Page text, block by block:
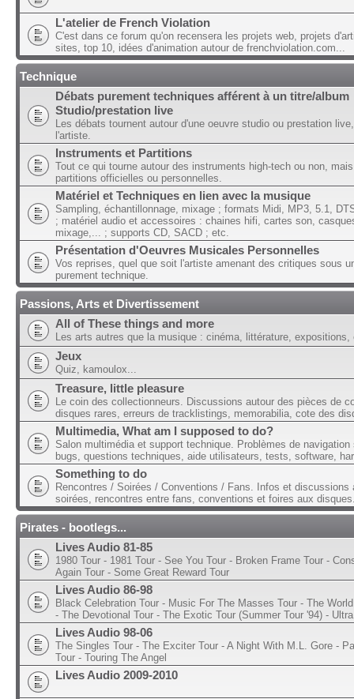
L'atelier de French Violation
C'est dans ce forum qu'on recensera les projets web, projets
sites, top 10, idées d'animation autour de frenchviolation.com...
Technique
Débats purement techniques afférent à un titre/album
Studio/prestation live
Les débats tournent autour d'une oeuvre studio ou prestation
l'artiste.
Instruments et Partitions
Tout ce qui tourne autour des instruments high-tech ou non,
partitions officielles ou personnelles.
Matériel et Techniques en lien avec la musique
Sampling, échantillonnage, mixage ; formats Midi, MP3, 5.1,
; matériel audio et accessoires : chaines hifi, cartes son,
mixage,... ; supports CD, SACD ; etc.
Présentation d'Oeuvres Musicales Personnelles
Vos reprises, quel que soit l'artiste amenant des critiques sous
purement technique.
Passions, Arts et Divertissement
All of These things and more
Les arts autres que la musique : cinéma, littérature, expositions,
Jeux
Quiz, kamoulox...
Treasure, little pleasure
Le coin des collectionneurs. Discussions autour des pièces de
disques rares, erreurs de tracklistings, memorabilia, cote des
Multimedia, What am I supposed to do?
Salon multimédia et support technique. Problèmes de navigation
bugs, questions techniques, aide utilisateurs, tests, software,
Something to do
Rencontres / Soirées / Conventions / Fans. Infos et discussions
soirées, rencontres entre fans, conventions et foires aux
Pirates - bootlegs...
Lives Audio 81-85
1980 Tour - 1981 Tour - See You Tour - Broken Frame Tour -
Again Tour - Some Great Reward Tour
Lives Audio 86-98
Black Celebration Tour - Music For The Masses Tour - The
- The Devotional Tour - The Exotic Tour (Summer Tour '94) -
Lives Audio 98-06
The Singles Tour - The Exciter Tour - A Night With M.L. Gore -
Tour - Touring The Angel
Lives Audio 2009-2010